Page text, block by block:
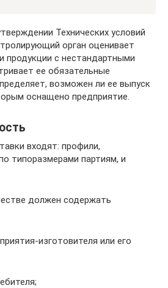
Технических условий
орган оценивает
продукции с нестандартными
ее обязательные
возможен ли ее выпуск
оснащено предприятие.
входят: профили,
типоразмерами партиям, и
должен содержать
изготовителя или его